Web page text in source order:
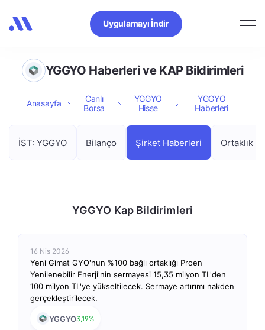
Uygulamayı İndir
YGGYO Haberleri ve KAP Bildirimleri
Anasayfa
Canlı
Borsa
YGGYO
Hisse
YGGYO
Haberleri
İST: YGGYO Bilanço Şirket Haberleri Ortaklık
YGGYO Kap Bildirimleri
16 Nis 2026
Yeni Gimat GYO'nun %100 bağlı ortaklığı Proen
Yenilenebilir Enerji'nin sermayesi 15,35 milyon TL'den
100 milyon TL'ye yükseltilecek. Sermaye artırımı nakden
gerçekleştirilecek.
YGGYO3,19%